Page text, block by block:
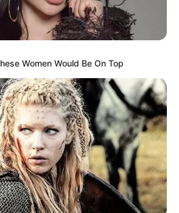
egyik legfontosabb
frontja most nem a látványos
hanem a pénz útjának
A frissen benyújtott
legérzékenyebb része
világa, vagyis az a
Women Would Be On Top